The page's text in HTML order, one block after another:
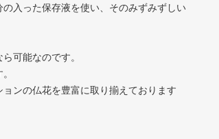
入った保存液を使い、そのみずみずしい
可能なのです。
ンの仏花を豊富に取り揃えております